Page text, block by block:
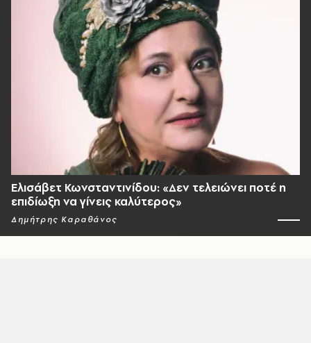
Ελισάβετ Κωνσταντινίδου: «Δεν τελειώνει ποτέ η
επιδίωξη να γίνεις καλύτερος»
Δημήτρης Καραθάνος